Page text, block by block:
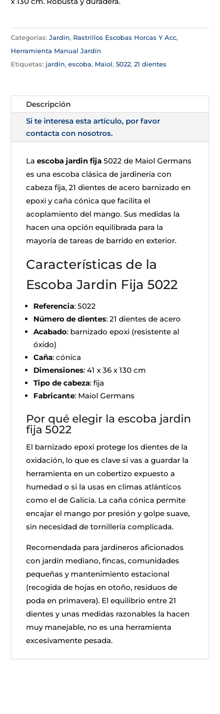
Categorías:Jardin, Rastrillos Escobas Horcas Y Acc,
Herramienta Manual Jardín
Etiquetas: jardín,escoba, Maiol,5022,21 dientes
Descripción
Si te interesa esta artículo, por favor
contacta con nosotros.
Laescoba jardin fija 5022 de Maiol Germans
es una escoba clásica de jardinería con
cabeza fija, 21 dientes de acero barnizado en
epoxi y caña cónica que facilita el
acoplamiento del mango. Sus medidas la
hacen una opción equilibrada para la
mayoría de tareas de barrido en exterior.
Características de la
Escoba Jardin Fija 5022
Referencia: 5022
Número de dientes: 21 dientes de acero
Acabado: barnizado epoxi (resistente al
óxido)
Caña: cónica
Dimensiones: 41 x 36 x 130 cm
Tipo de cabeza: fija
Fabricante: Maiol Germans
Por qué elegir la escoba jardin
fija 5022
El barnizado epoxi protege los dientes de la
oxidación, lo que es clave si vas a guardar la
herramienta en un cobertizo expuesto a
humedad o si la usas en climas atlánticos
como el de Galicia. La caña cónica permite
encajar el mango por presión y golpe suave,
sin necesidad de tornillería complicada.
Recomendada para jardineros aficionados
con jardín mediano, fincas, comunidades
pequeñas y mantenimiento estacional
(recogida de hojas en otoño, residuos de
poda en primavera). El equilibrio entre 21
dientes y unas medidas razonables la hacen
muy manejable, no es una herramienta
excesivamente pesada.